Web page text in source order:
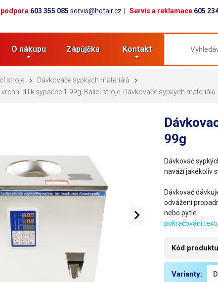
603 355 085 servis@hotair.cz Servis a reklamace 605
O nákupu Zápůjčka Kontakt
stroje
Dávkovače sypkých materiálů
díl k sypačce 1-99g, Balicí stroje, Dávkovače sypkých materiálů
99g
Dávkovač
naváží jakékoliv
Dávkovač
odvážení
nebo pytle.
pokračování
Kód
Varianty: